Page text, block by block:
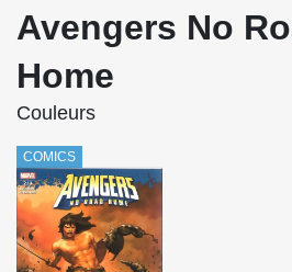
Avengers No
Home
Couleurs
COMICS